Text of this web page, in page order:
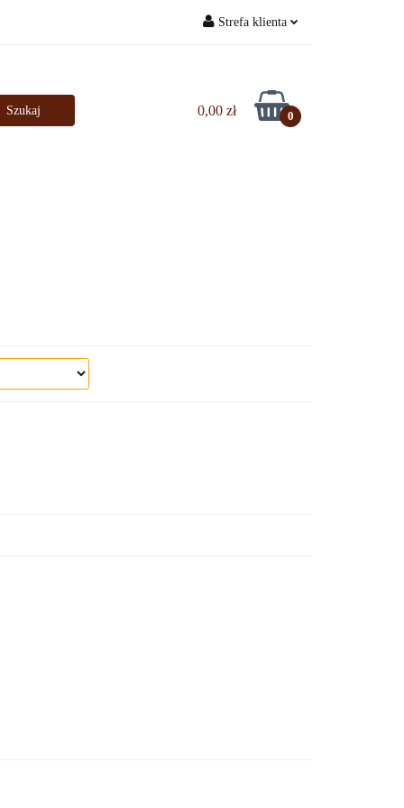
Strefa klienta
Zarejestruj się
Dodaj zgłoszenie
0,00 zł 0